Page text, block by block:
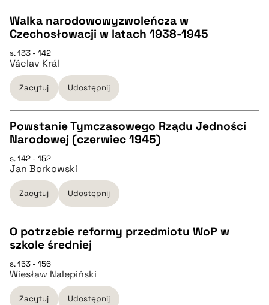
Walka narodowowyzwoleńcza w
Czechosłowacji w latach 1938-1945
s. 133 - 142
Václav Král
Zacytuj Udostępnij
CZYSTY TEKST
pobierz cytat
BIBTEX
Powstanie Tymczasowego Rządu Jedności
Narodowej (czerwiec 1945)
s. 142 - 152
Jan Borkowski
Zacytuj Udostępnij
pobierz cytat
O potrzebie reformy przedmiotu WoP w
szkole średniej
s. 153 - 156
Wiesław Nalepiński
Zacytuj Udostępnij